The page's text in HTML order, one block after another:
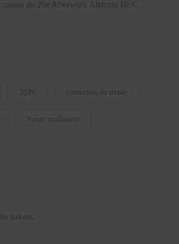
du 20e Afterwork Africain HEC...
2026 formation de mode
Vente exclusive
token.